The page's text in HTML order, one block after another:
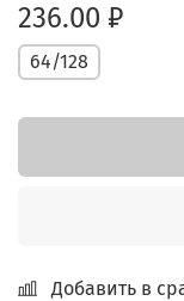
236.00 ₽
64/128
Добавить в